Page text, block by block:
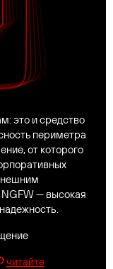
это и средство
периметра
от которого
— высокая
читайте